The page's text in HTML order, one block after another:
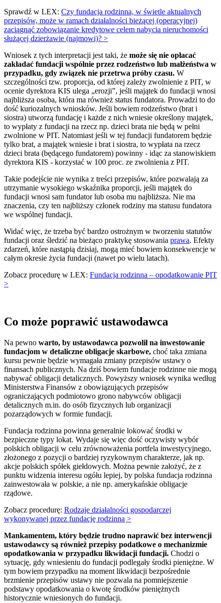
Sprawdź w LEX: Czy fundacja rodzinna, w świetle aktualnych
przepisów, może w ramach działalności bieżącej (operacyjnej)
zaciągnąć zobowiązanie kredytowe celem nabycia nieruchomości
służącej dzierżawie (najmowi)? >
Wniosek z tych interpretacji jest taki, że może się nie opłacać
zakładać fundacji wspólnie przez rodzeństwo lub małżeństwa w
przypadku, gdy związek nie przetrwa próby czasu. W
szczególności tzw. proporcja, od której zależy zwolnienie z PIT, w
ocenie dyrektora KIS ulega „erozji”, jeśli majątek do fundacji wnosi
najbliższa osoba, która ma również status fundatora. Prowadzi to do
dość kuriozalnych wniosków. Jeśli bowiem rodzeństwo (brat i
siostra) utworzą fundację i każde z nich wniesie określony majątek,
to wypłaty z fundacji na rzecz np. dzieci brata nie będą w pełni
zwolnione w PIT. Natomiast jeśli w tej fundacji fundatorem będzie
tylko brat, a majątek wniesie i brat i siostra, to wypłata na rzecz
dzieci brata (będącego fundatorem) powinny - idąc za stanowiskiem
dyrektora KIS - korzystać w 100 proc. ze zwolnienia z PIT.
Takie podejście nie wynika z treści przepisów, które pozwalają za
utrzymanie wysokiego wskaźnika proporcji, jeśli majątek do
fundacji wnosi sam fundator lub osoba mu najbliższa. Nie ma
znaczenia, czy ten najbliższy członek rodziny ma statusu fundatora
we wspólnej fundacji.
Widać więc, że trzeba być bardzo ostrożnym w tworzeniu statutów
fundacji oraz śledzić na bieżąco praktykę stosowania prawa. Efekty
zdarzeń, które nastąpią dzisiaj, mogą mieć bowiem konsekwencje w
całym okresie życia fundacji (nawet po wielu latach).
Zobacz procedurę w LEX: Fundacja rodzinna – opodatkowanie PIT
>
Co może poprawić ustawodawca
Na pewno warto, by ustawodawca pozwolił na inwestowanie
fundacjom w detaliczne obligacje skarbowe, choć taka zmiana
kursu pewnie będzie wymagała zmiany przepisów ustawy o
finansach publicznych. Na dziś bowiem fundacje rodzinne nie mogą
nabywać obligacji detalicznych. Powyższy wniosek wynika według
Ministerstwa Finansów z obowiązujących przepisów
ograniczających podmiotowo grono nabywców obligacji
detalicznych m.in. do osób fizycznych lub organizacji
pozarządowych w formie fundacji.
Fundacja rodzinna powinna generalnie lokować środki w
bezpieczne typy lokat. Wydaje się więc dość oczywisty wybór
polskich obligacji w celu zrównoważenia portfela inwestycyjnego,
złożonego z pozycji o bardziej ryzykownym charakterze, jak np.
akcje polskich spółek giełdowych. Można pewnie założyć, że z
punktu widzenia interesu ogółu lepiej, by polska fundacja rodzinna
zainwestowała w polskie, a nie np. amerykańskie obligacje
rządowe.
Zobacz procedurę: Rodzaje działalności gospodarczej
wykonywanej przez fundację rodzinną >
Mankamentem, który będzie trudno naprawić bez interwencji
ustawodawcy są również przepisy podatkowe o mechanizmie
opodatkowania w przypadku likwidacji fundacji. Chodzi o
sytuację, gdy wniesieniu do fundacji podlegały środki pieniężne. W
tym bowiem przypadku na moment likwidacji bezpośrednie
brzmienie przepisów ustawy nie pozwala na pomniejszenie
podstawy opodatkowania o kwotę środków pieniężnych
historycznie wniesionych do fundacji.